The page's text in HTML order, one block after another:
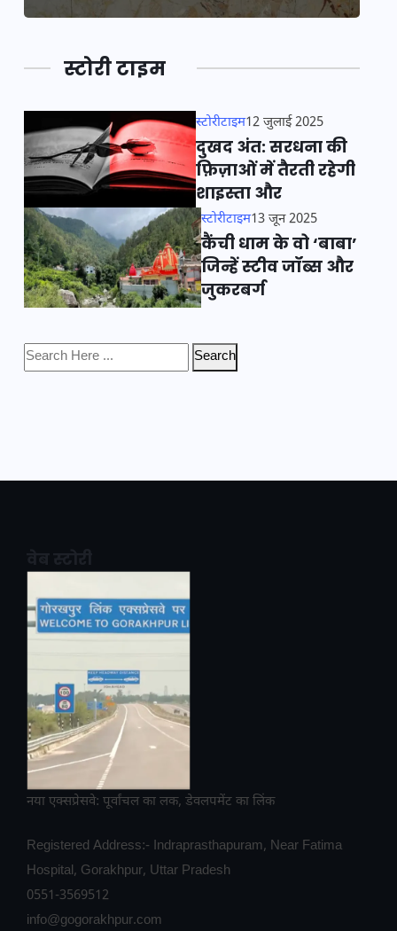
स्टोरी टाइम
स्टोरीटाइम12 जुलाई 2025
दुखद अंत: सरधना की
फ़िज़ाओं में तैरती रहेगी
शाइस्ता और
स्टोरीटाइम13 जून 2025
कैंची धाम के वो ‘बाबा’
जिन्हें स्टीव जॉब्स और
जुकरबर्ग
Search
नया एक्सप्रेसवे: पूर्वांचल का लक, डेवलपमेंट का लिंक
Registered Address:- Indraprasthapuram, Near Fatima
Hospital, Gorakhpur, Uttar Pradesh
0551-3569512
info@gogorakhpur.com